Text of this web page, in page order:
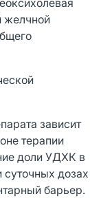
желчной
зависит
терапии
доли УДХК в
дозах
барьер.